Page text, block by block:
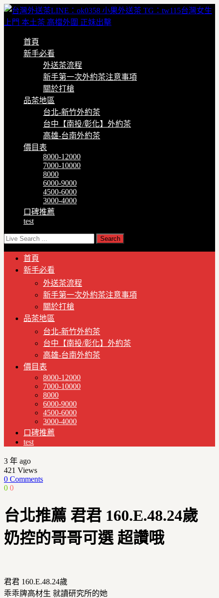
首頁
新手必看
外送茶流程
新手第一次外約茶注意事項
關於打槍
品茶地區
台北-新竹外約茶
台中【南投/彰化】外約茶
高雄-台南外約茶
價目表
8000-12000
7000-10000
8000
6000-9000
4500-6000
3000-4000
口碑推薦
test
首頁
新手必看
外送茶流程
新手第一次外約茶注意事項
關於打槍
品茶地區
台北-新竹外約茶
台中【南投/彰化】外約茶
高雄-台南外約茶
價目表
8000-12000
7000-10000
8000
6000-9000
4500-6000
3000-4000
口碑推薦
test
3 年 ago
421 Views
0 Comments
0 0
台北推薦 君君 160.E.48.24歲
奶控的哥哥可選 超讚哦
君君 160.E.48.24歲
乖乖牌高材生 就讀研究所的她